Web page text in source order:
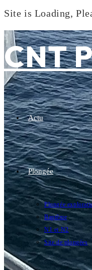
Site is Loading,
to
content
CNT
Actu
Plongée
Plongée
Baptême
N1 et N2
Site de plongées